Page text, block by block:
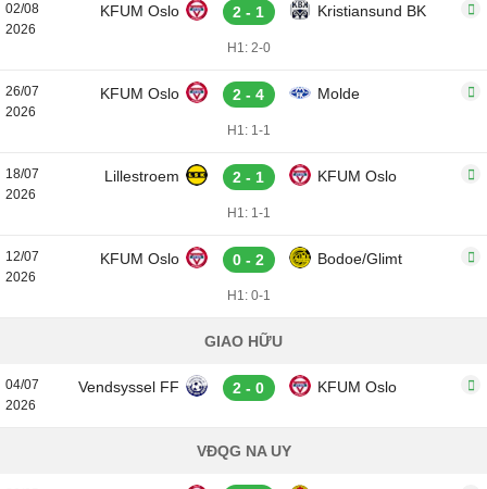
02/08
2026
KFUM Oslo 2 - 1 Kristiansund BK
H1: 2-0
26/07
2026
KFUM Oslo 2 - 4 Molde
H1: 1-1
18/07
2026
Lillestroem 2 - 1 KFUM Oslo
H1: 1-1
12/07
2026
KFUM Oslo 0 - 2 Bodoe/Glimt
H1: 0-1
GIAO HỮU
04/07
2026
Vendsyssel FF 2 - 0 KFUM Oslo
VĐQG NA UY